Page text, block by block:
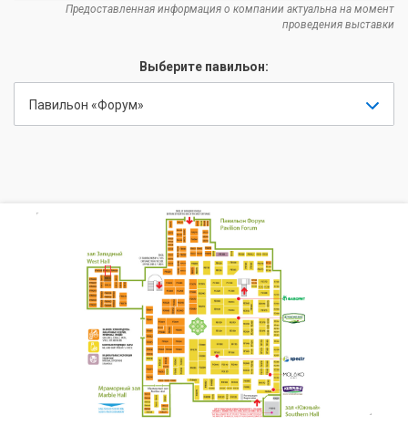
Предоставленная информация о компании актуальна на момент
проведения выставки
Выберите павильон:
Павильон «Форум»